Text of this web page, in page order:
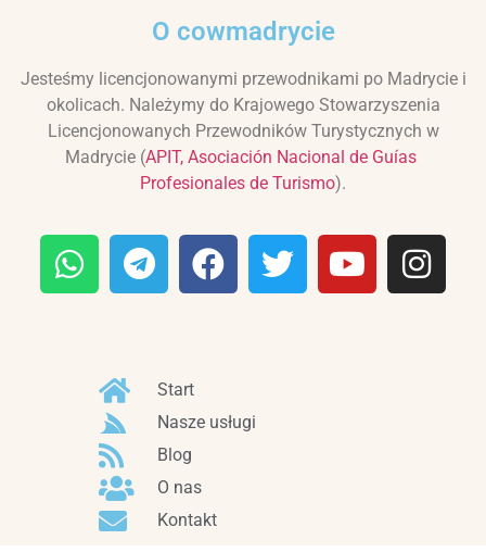
O cowmadrycie
Jesteśmy licencjonowanymi przewodnikami po Madrycie i
okolicach. Należymy do Krajowego Stowarzyszenia
Licencjonowanych Przewodników Turystycznych w
Madrycie (APIT, Asociación Nacional de Guías
Profesionales de Turismo).
Start
Nasze usługi
Blog
O nas
Kontakt